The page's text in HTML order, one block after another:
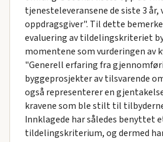
tjenesteleveransene de siste 3
oppdragsgiver". Til dette
evaluering av tildelingskriteriet
momentene som vurderingen av
"Generell erfaring fra
byggeprosjekter av tilsvarende
også representerer en
kravene som ble stilt til
Innklagede har således benyttet
tildelingskriterium, og dermed